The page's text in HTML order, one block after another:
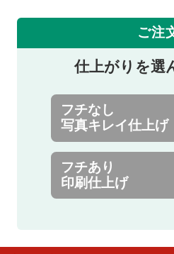
ご注
仕上がりを選
フチなし
写真キレイ仕上げ
フチあり
印刷仕上げ